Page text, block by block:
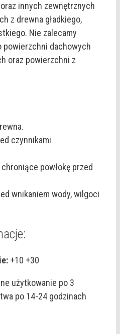
innych zewnętrznych
z drewna gładkiego,
Nie zalecamy
dachowych
oraz powierzchni z
czynnikami
powłokę przed
wnikaniem wody, wilgoci
+10 +30
użytkowanie po 3
po 14-24 godzinach